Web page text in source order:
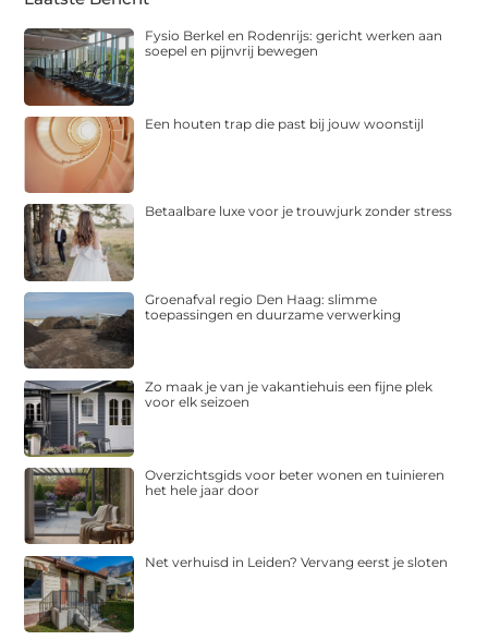
Fysio Berkel en Rodenrijs: gericht werken aan
soepel en pijnvrij bewegen
Een houten trap die past bij jouw woonstijl
Betaalbare luxe voor je trouwjurk zonder stress
Groenafval regio Den Haag: slimme
toepassingen en duurzame verwerking
Zo maak je van je vakantiehuis een fijne plek
voor elk seizoen
Overzichtsgids voor beter wonen en tuinieren
het hele jaar door
Net verhuisd in Leiden? Vervang eerst je sloten